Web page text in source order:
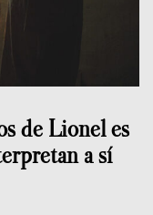
de Lionel es
a sí